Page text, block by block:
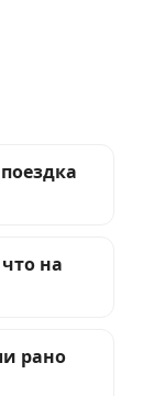
на
рано